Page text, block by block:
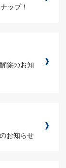
ップ！
除のお知
お知らせ